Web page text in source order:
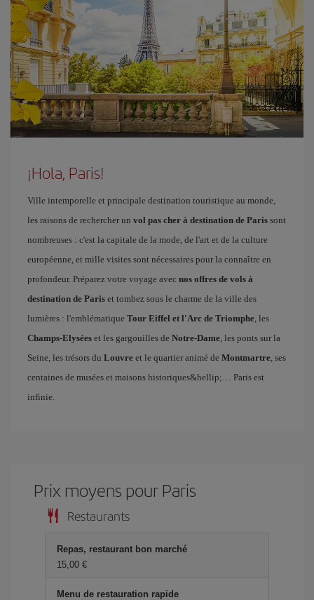
¡Hola, Paris!
Ville intemporelle et principale destination touristique au monde,
les raisons de rechercher un vol pas cher à destination de Paris sont
nombreuses : c'est la capitale de la mode, de l'art et de la culture
européenne, et mille visites sont nécessaires pour la connaître en
profondeur. Préparez votre voyage avec nos offres de vols à
destination de Paris et tombez sous le charme de la ville des
lumières : l'emblématique Tour Eiffel et l'Arc de Triomphe, les
Champs-Elysées et les gargouilles de Notre-Dame, les ponts sur la
Seine, les trésors du Louvre et le quartier animé de Montmartre, ses
centaines de musées et maisons historiques&hellip;… Paris est
infinie.
Prix ​​moyens pour Paris
Restaurants
Repas, restaurant bon marché
15,00 €
Menu de restauration rapide